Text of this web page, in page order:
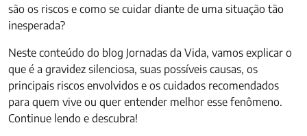
são os riscos e como se cuidar diante de uma situação tão
inesperada?
Neste conteúdo do blog Jornadas da Vida, vamos explicar o
que é a gravidez silenciosa, suas possíveis causas, os
principais riscos envolvidos e os cuidados recomendados
para quem vive ou quer entender melhor esse fenômeno.
Continue lendo e descubra!